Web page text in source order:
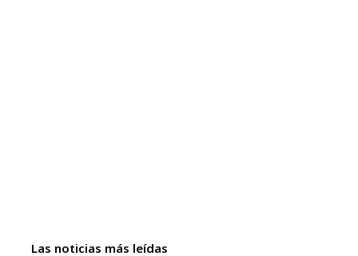
Las noticias más leídas